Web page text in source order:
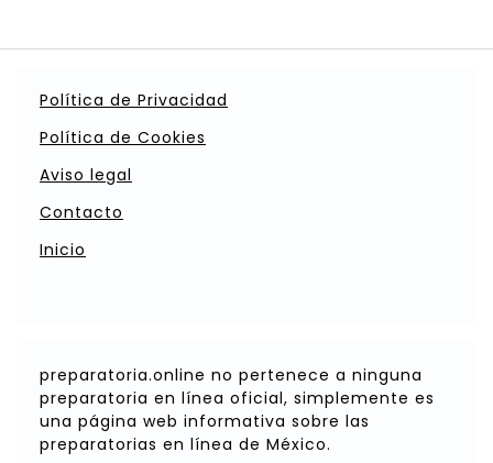
Política de Privacidad
Política de Cookies
Aviso legal
Contacto
Inicio
preparatoria.online no pertenece a ninguna
preparatoria en línea oficial, simplemente es
una página web informativa sobre las
preparatorias en línea de México.